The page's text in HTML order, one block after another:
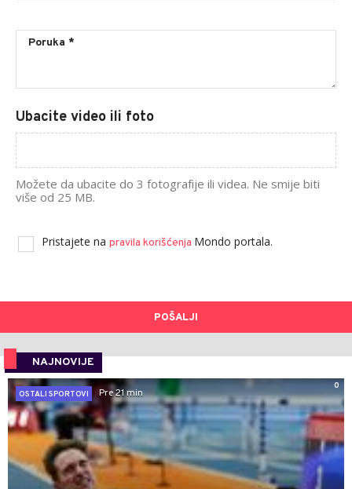
Ubacite video ili foto
Možete da ubacite do 3 fotografije ili videa. Ne smije biti
više od 25 MB.
Pristajete na pravila korišćenja Mondo portala.
POŠALJI
NAJNOVIJE
0
OSTALI SPORTOVI
Pre 21 min